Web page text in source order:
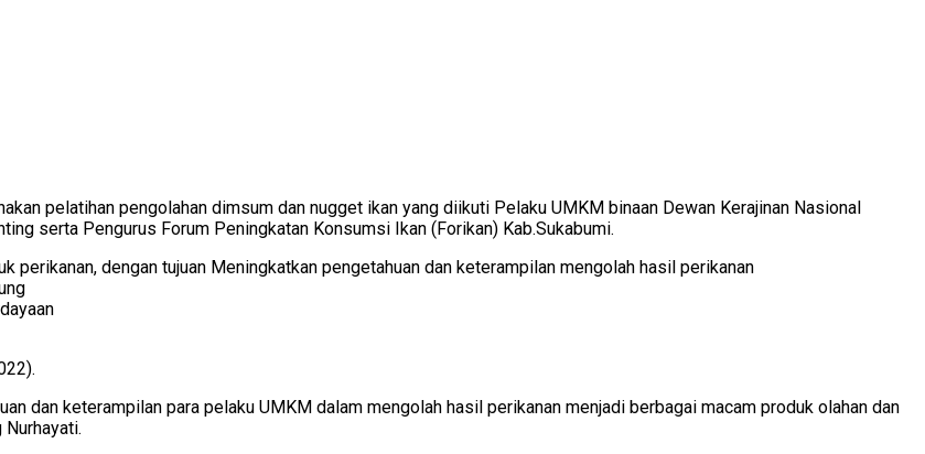
pelatihan pengolahan dimsum dan nugget ikan yang diikuti Pelaku UMKM binaan Dewan Kerajinan Nasional
serta Pengurus Forum Peningkatan Konsumsi Ikan (Forikan) Kab.Sukabumi.
dengan tujuan Meningkatkan pengetahuan dan keterampilan mengolah hasil perikanan
dan keterampilan para pelaku UMKM dalam mengolah hasil perikanan menjadi berbagai macam produk olahan dan